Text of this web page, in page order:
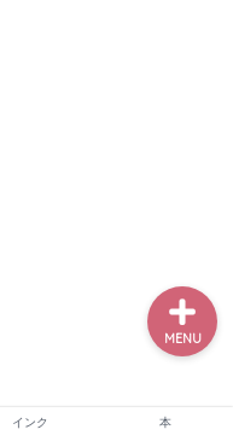
インク 本
MENU